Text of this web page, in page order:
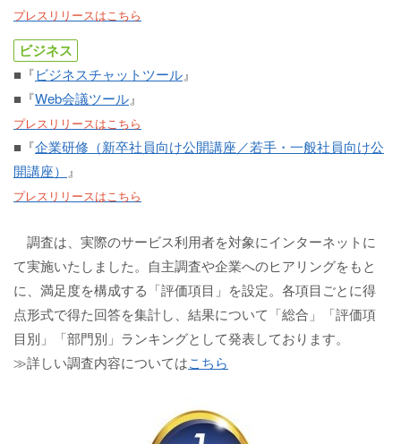
プレスリリースはこちら
ビジネス
■『ビジネスチャットツール』
■『Web会議ツール』
プレスリリースはこちら
■『企業研修（新卒社員向け公開講座／若手・一般社員向け公
開講座）
』
プレスリリースはこちら
調査は、実際のサービス利用者を対象にインターネットに
て実施いたしました。自主調査や企業へのヒアリングをもと
に、満足度を構成する「評価項目」を設定。各項目ごとに得
点形式で得た回答を集計し、結果について「総合」「評価項
目別」「部門別」ランキングとして発表しております。
≫詳しい調査内容についてはこちら